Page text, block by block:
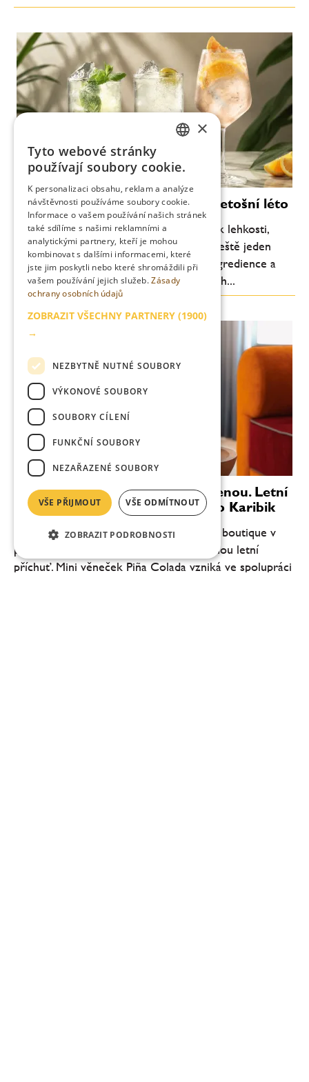
Moderní koktejly, které definují letošní léto
Letní barová scéna se každoročně vrací k lehkosti,
svěžesti a pitelnosti. Letos je ale patrný ještě jeden
posun: důraz na jednoduchost, kvalitní ingredience a
chuťovou čitelnost. Méně komplikovaných...
Věnečky Janeček zvou na dovolenou. Letní
novinka Piña Colada chutná jako Karibik
Cukrář Roman Janeček přináší do svého boutique v
pražské Pštrossově ulici novou limitovanou letní
příchuť. Mini věneček Piña Colada vzniká ve spolupráci
ENGLISH
×
Tyto webové stránky
používají soubory cookie.
K personalizaci obsahu, reklam a analýze
návštěvnosti používáme soubory cookie.
Informace o vašem používání našich stránek
také sdílíme s našimi reklamními a
analytickými partnery, kteří je mohou
kombinovat s dalšími informacemi, které
jste jim poskytli nebo které shromáždili při
vašem používání jejich služeb.Zásady
ochrany osobních údajů
ZOBRAZIT VŠECHNY PARTNERY (1900)
→
NEZBYTNĚ NUTNÉ SOUBORY
VÝKONOVÉ SOUBORY
SOUBORY CÍLENÍ
FUNKČNÍ SOUBORY
NEZAŘAZENÉ SOUBORY
VŠE PŘIJMOUT VŠE ODMÍTNOUT
ZOBRAZIT PODROBNOSTI